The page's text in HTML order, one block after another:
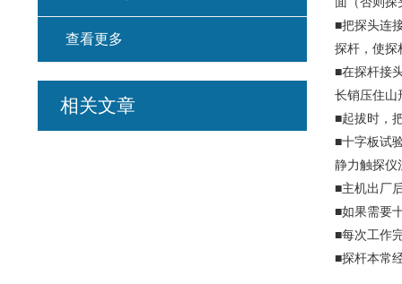
■把探头连
探杆，使探
■在探杆接
长销压住山
■起拔时，
■十字板试
静力触探仪
■主机出厂
■如果需要
■每次工作
■探杆本常
查看更多
相关文章